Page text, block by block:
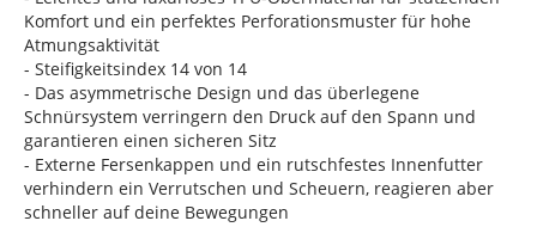
Komfort und ein perfektes Perforationsmuster für hohe
Atmungsaktivität
- Steifigkeitsindex 14 von 14
- Das asymmetrische Design und das überlegene
Schnürsystem verringern den Druck auf den Spann und
garantieren einen sicheren Sitz
- Externe Fersenkappen und ein rutschfestes Innenfutter
verhindern ein Verrutschen und Scheuern, reagieren aber
schneller auf deine Bewegungen